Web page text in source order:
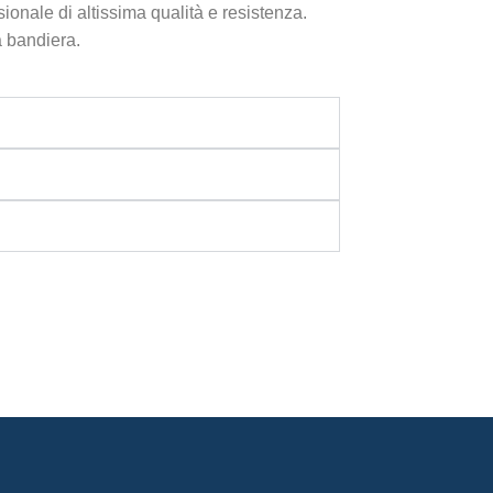
di altissima qualità e resistenza.
bandiera.